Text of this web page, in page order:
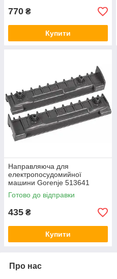
770 ₴
Купити
Направляюча для
електропосудомийної
машини Gorenje 513641
Готово до відправки
435 ₴
Купити
Про нас